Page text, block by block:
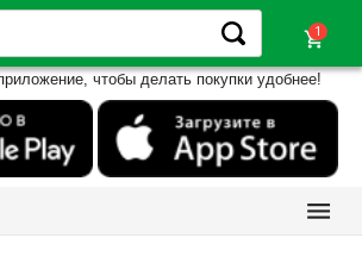
shopping_cart
чтобы делать покупки удобнее!
